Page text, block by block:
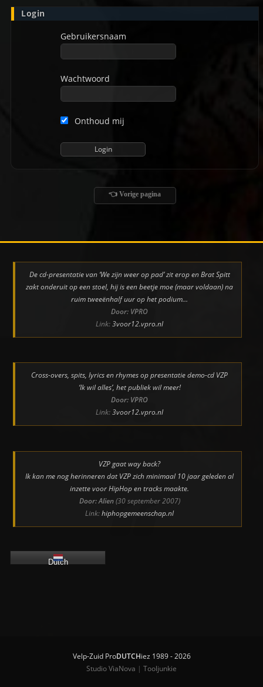
Login
Gebruikersnaam
Wachtwoord
Onthoud mij
👈 Vorige pagina
De cd-presentatie van ‘We zijn weer op pad’ zit erop en Brat Spitt
zakt onderuit op een stoel, hij is een beetje moe (maar voldaan) na
ruim tweeënhalf uur op het podium…
Door: VPRO
Link:3voor12.vpro.nl
Cross-overs, spits, lyrics en rhymes op presentatie demo-cd VZP
‘Ik wil alles’, het publiek wil meer!
Door: VPRO
Link:3voor12.vpro.nl
VZP gaat way back?
Ik kan me nog herinneren dat VZP zich minimaal 10 jaar geleden al
inzette voor HipHop en tracks maakte.
Door: Alien(30 september 2007)
Link:hiphopgemeenschap.nl
Dutch
Velp-Zuid ProDUTCHiez 1989 - 2026
Studio ViaNova | Tooljunkie